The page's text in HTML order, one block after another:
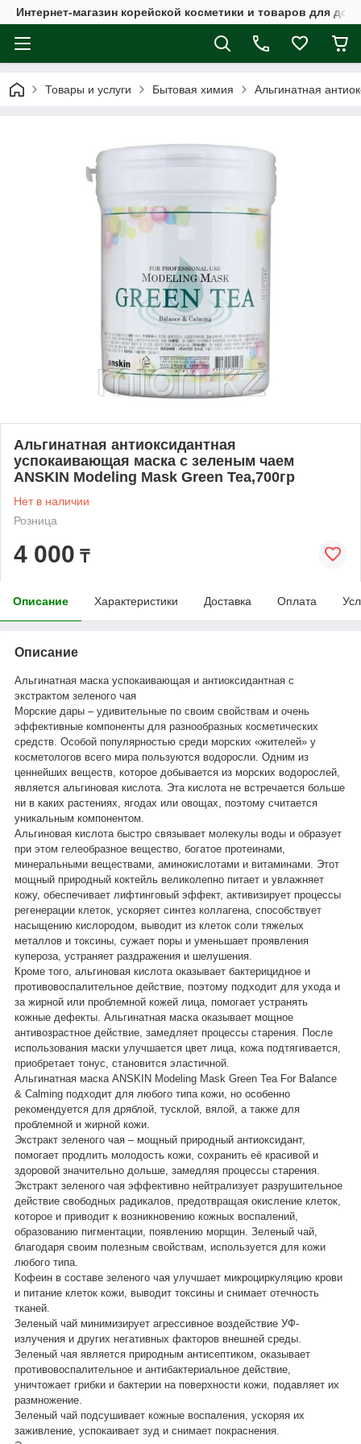
Интернет-магазин корейской косметики и товаров для
Товары и услуги Бытовая химия Альгинатная
Альгинатная антиоксидантная
успокаивающая маска с зеленым чаем
ANSKIN Modeling Mask Green Tea,700гр
Нет в наличии
Розница
4 000 ₸
Описание Характеристики Доставка Оплата
Описание
Альгинатная маска успокаивающая и антиоксидантная с
экстрактом зеленого чая
Морские дары – удивительные по своим свойствам и очень
эффективные компоненты для разнообразных косметических
средств. Особой популярностью среди морских «жителей» у
косметологов всего мира пользуются водоросли. Одним из
ценнейших веществ, которое добывается из морских водорослей,
является альгиновая кислота. Эта кислота не встречается больше
ни в каких растениях, ягодах или овощах, поэтому считается
уникальным компонентом.
Альгиновая кислота быстро связывает молекулы воды и образует
при этом гелеобразное вещество, богатое протеинами,
минеральными веществами, аминокислотами и витаминами. Этот
мощный природный коктейль великолепно питает и увлажняет
кожу, обеспечивает лифтинговый эффект, активизирует процессы
регенерации клеток, ускоряет синтез коллагена, способствует
насыщению кислородом, выводит из клеток соли тяжелых
металлов и токсины, сужает поры и уменьшает проявления
купероза, устраняет раздражения и шелушения.
Кроме того, альгиновая кислота оказывает бактерицидное и
противовоспалительное действие, поэтому подходит для ухода и
за жирной или проблемной кожей лица, помогает устранять
кожные дефекты. Альгинатная маска оказывает мощное
антивозрастное действие, замедляет процессы старения. После
использования маски улучшается цвет лица, кожа подтягивается,
приобретает тонус, становится эластичной.
Альгинатная маска ANSKIN Modeling Mask Green Tea For Balance
& Calming подходит для любого типа кожи, но особенно
рекомендуется для дряблой, тусклой, вялой, а также для
проблемной и жирной кожи.
Экстракт зеленого чая – мощный природный антиоксидант,
помогает продлить молодость кожи, сохранить её красивой и
здоровой значительно дольше, замедляя процессы старения.
Экстракт зеленого чая эффективно нейтрализует разрушительное
действие свободных радикалов, предотвращая окисление клеток,
которое и приводит к возникновению кожных воспалений,
образованию пигментации, появлению морщин. Зеленый чай,
благодаря своим полезным свойствам, используется для кожи
любого типа.
Кофеин в составе зеленого чая улучшает микроциркуляцию крови
и питание клеток кожи, выводит токсины и снимает отечность
тканей.
Зеленый чай минимизирует агрессивное воздействие УФ-
излучения и других негативных факторов внешней среды.
Зеленый чая является природным антисептиком, оказывает
противовоспалительное и антибактериальное действие,
уничтожает грибки и бактерии на поверхности кожи, подавляет их
размножение.
Зеленый чай подсушивает кожные воспаления, ускоряя их
заживление, успокаивает зуд и снимает покраснения.